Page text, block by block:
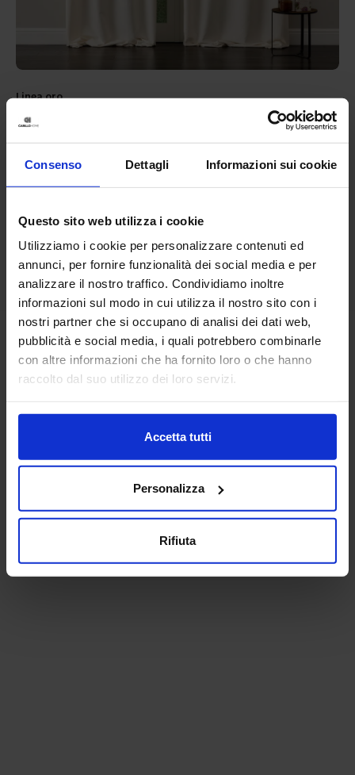
Consenso Dettagli Informazioni sui cookie
Questo sito web utilizza i cookie
Utilizziamo i cookie per personalizzare contenuti ed
annunci, per fornire funzionalità dei social media e per
analizzare il nostro traffico. Condividiamo inoltre
informazioni sul modo in cui utilizza il nostro sito con i
nostri partner che si occupano di analisi dei dati web,
pubblicità e social media, i quali potrebbero combinarle
con altre informazioni che ha fornito loro o che hanno
raccolto dal suo utilizzo dei loro servizi.
Accetta tutti
Personalizza
Rifiuta
Linea oro
Tenda Confezionata In Ciniglia Bliss
PannaTortoraGrigio Ottanio